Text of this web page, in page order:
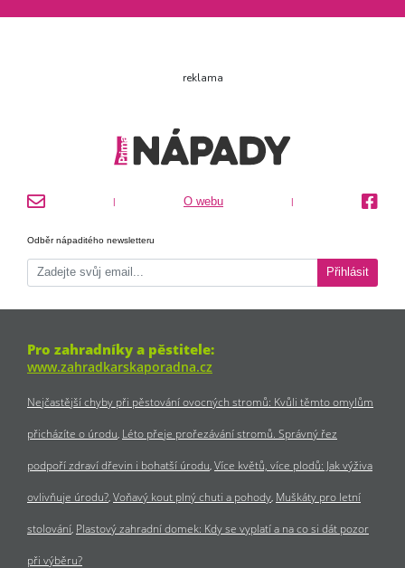
reklama
| O webu |
Odběr nápaditého newsletteru
Přihlásit
Pro zahradníky a pěstitele:
www.zahradkarskaporadna.cz
Nejčastější chyby při pěstování ovocných stromů: Kvůli těmto omylům
přicházíte o úrodu Léto přeje prořezávání stromů. Správný řez
podpoří zdraví dřevin i bohatší úrodu Více květů, více plodů: Jak výživa
ovlivňuje úrodu? Voňavý kout plný chuti a pohody Muškáty pro letní
stolování Plastový zahradní domek: Kdy se vyplatí a na co si dát pozor
při výběru?